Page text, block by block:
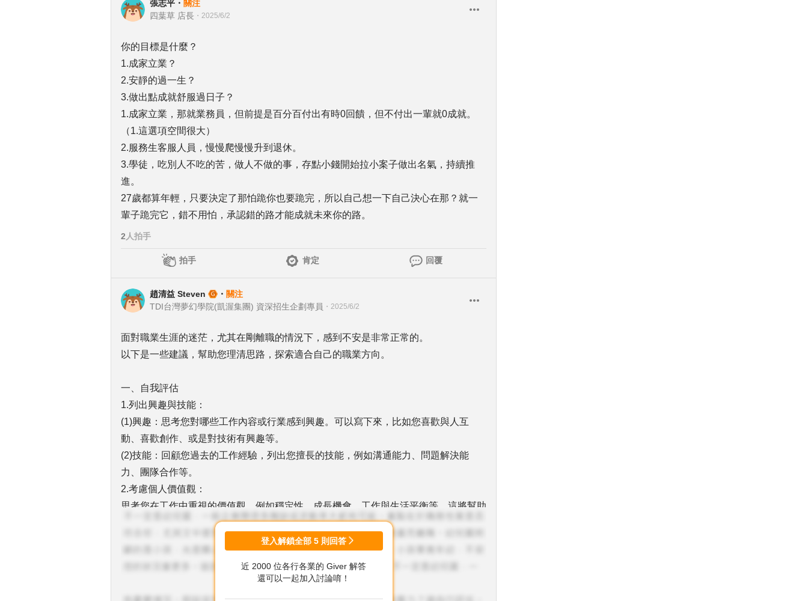
張志平 ・ 關注
四葉草 店長 ・ 2025/6/2
你的目標是什麼？
1.成家立業？
2.安靜的過一生？
3.做出點成就舒服過日子？
1.成家立業，那就業務員，但前提是百分百付出有時0回饋，但不付出一輩就0成就。
（1.這選項空間很大）
2.服務生客服人員，慢慢爬慢慢升到退休。
3.學徒，吃別人不吃的苦，做人不做的事，存點小錢開始拉小案子做出名氣，持續推
進。
27歲都算年輕，只要決定了那怕跪你也要跪完，所以自己想一下自己決心在那？就一
輩子跪完它，錯不用怕，承認錯的路才能成就未來你的路。
2 人拍手
拍手 肯定 回覆
趙清益 Steven ・ 關注
TDI台灣夢幻學院(凱渥集團) 資深招生企劃專員 ・ 2025/6/2
面對職業生涯的迷茫，尤其在剛離職的情況下，感到不安是非常正常的。
以下是一些建議，幫助您理清思路，探索適合自己的職業方向。
一、自我評估
1.列出興趣與技能：
(1)興趣：思考您對哪些工作內容或行業感到興趣。可以寫下來，比如您喜歡與人互
動、喜歡創作、或是對技術有興趣等。
(2)技能：回顧您過去的工作經驗，列出您擅長的技能，例如溝通能力、問題解決能
力、團隊合作等。
2.考慮個人價值觀：
思考您在工作中重視的價值觀，例如穩定性、成長機會、工作與生活平衡等。這將幫助
您選擇符合您期望的職業。
二、探索職業選擇
1.了解不同職業：
登入解鎖全部 5 則回答
近 2000 位各行各業的 Giver 解答
還可以一起加入討論唷！